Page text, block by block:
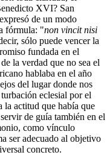
XVI? San
de un modo
fórmula: "non vincit nisi
sólo puede vencer la
fundada en el
la verdad que no sea el
hablaba en el año
del lugar donde nos
eclesial por el
la actitud que había que
de guía también en el
como vínculo
ser adecuado al objetivo
concreto.